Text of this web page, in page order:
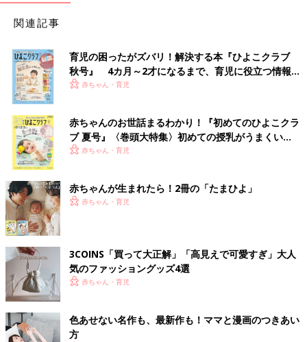
関連記事
育児の困ったがズバリ！解決する本『ひよこクラブ
秋号』 4カ月～2才になるまで、育児に役立つ情報が
いっぱい！
赤ちゃん・育児
赤ちゃんのお世話まるわかり！『初めてのひよこクラ
ブ 夏号』〈巻頭大特集〉初めての授乳がうまくい
く！ おっぱい・ミルクの基本と夏のトラブル 解決テ
赤ちゃん・育児
赤ちゃんが生まれたら！2冊の「たまひよ」
赤ちゃん・育児
3COINS「買って大正解」「高見えで可愛すぎ」大人
気のファッショングッズ4選
赤ちゃん・育児
色あせない名作も、最新作も！ママと漫画のつきあい
方